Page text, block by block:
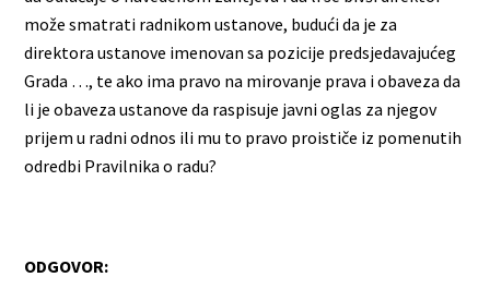
može smatrati radnikom ustanove, budući da je za
direktora ustanove imenovan sa pozicije predsjedavajućeg
Grada …, te ako ima pravo na mirovanje prava i obaveza da
li je obaveza ustanove da raspisuje javni oglas za njegov
prijem u radni odnos ili mu to pravo proističe iz pomenutih
odredbi Pravilnika o radu?
ODGOVOR: